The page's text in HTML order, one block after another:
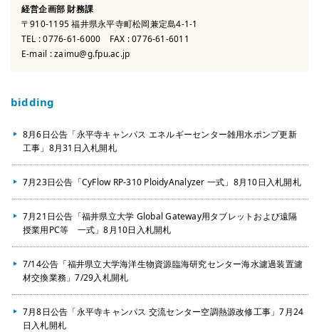
経営企画部 財務課
〒910-1195 福井県永平寺町松岡兼定島4-1-1
TEL :0776-61-6000 FAX : 0776-61-6011
E-mail :zaimu@g.fpu.ac.jp
bidding
8月6日公告「永平寺キャンパス エネルギーセンター雑用水ポンプ更新
工事」8月31日入札開札
7月23日公告「CyFlow RP-310 PloidyAnalyzer 一式」8月10日入札開札
7月21日公告「福井県立大学 Global Gateway用タブレットおよび遠隔
授業用PC等 一式」8月10日入札開札
7/14公告「福井県立大学海洋生物資源臨海研究センター海水濾過装置濾
材交換業務」7/29入札開札
7月8日公告「永平寺キャンパス 交流センター空調熱源改修工事」7月24
日入札開札